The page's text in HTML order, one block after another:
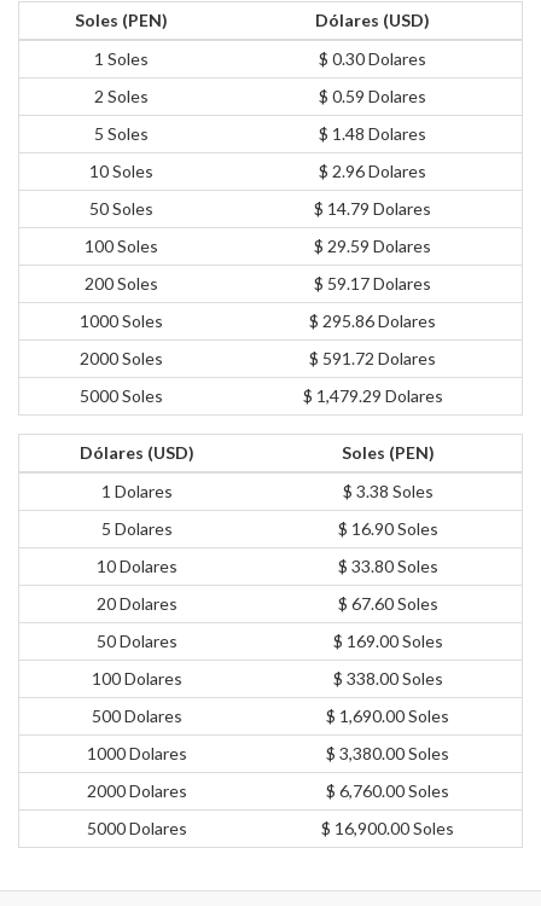
Soles (PEN)
Dólares (USD)
1 Soles
$ 0.30 Dolares
2 Soles
$ 0.59 Dolares
5 Soles
$ 1.48 Dolares
10 Soles
$ 2.96 Dolares
50 Soles
$ 14.79 Dolares
100 Soles
$ 29.59 Dolares
200 Soles
$ 59.17 Dolares
1000 Soles
$ 295.86 Dolares
2000 Soles
$ 591.72 Dolares
5000 Soles
$ 1,479.29 Dolares
Dólares (USD)
Soles (PEN)
1 Dolares
$ 3.38 Soles
5 Dolares
$ 16.90 Soles
10 Dolares
$ 33.80 Soles
20 Dolares
$ 67.60 Soles
50 Dolares
$ 169.00 Soles
100 Dolares
$ 338.00 Soles
500 Dolares
$ 1,690.00 Soles
1000 Dolares
$ 3,380.00 Soles
2000 Dolares
$ 6,760.00 Soles
5000 Dolares
$ 16,900.00 Soles